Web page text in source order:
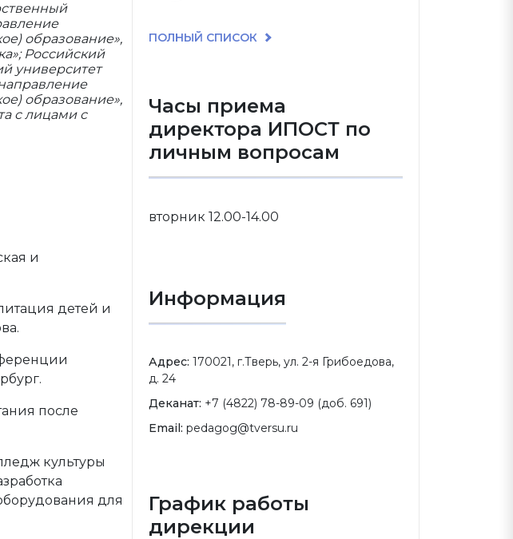
образование»,
Российский
университет
образование»,
с лицами с
и
детей и
после
культуры
для
ПОЛНЫЙ СПИСОК
Часы приема
директора ИПОСТ по
личным вопросам
вторник 12.00-14.00
Информация
Адрес: 170021, г.Тверь, ул. 2-я Грибоедова,
д. 24
Деканат: +7 (4822) 78-89-09 (доб. 691)
Email: pedagog@tversu.ru
График работы
дирекции